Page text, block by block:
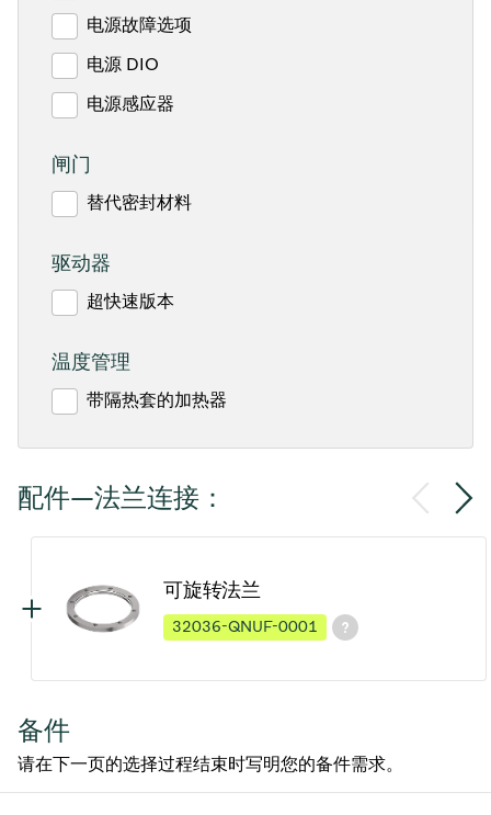
电源故障选项
电源 DIO
电源感应器
闸门
替代密封材料
驱动器
超快速版本
温度管理
带隔热套的加热器
配件—法兰连接：
可旋转法兰
32036-QNUF-0001
备件
请在下一页的选择过程结束时写明您的备件需求。